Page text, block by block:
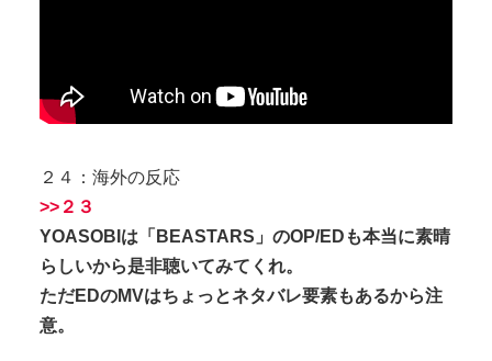
２４：海外の反応
>>２３
YOASOBIは「BEASTARS」のOP/EDも本当に素晴
らしいから是非聴いてみてくれ。
ただEDのMVはちょっとネタバレ要素もあるから注
意。